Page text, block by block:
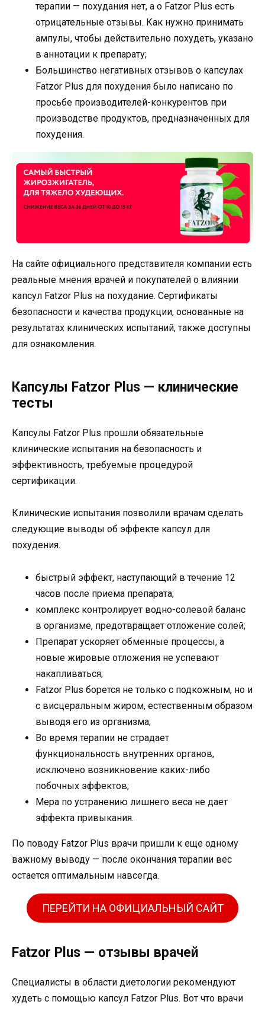
терапии — похудания нет, а о Fatzor Plus есть
отрицательные отзывы. Как нужно принимать
ампулы, чтобы действительно похудеть, указано
в аннотации к препарату;
Большинство негативных отзывов о капсулах
Fatzor Plus для похудения было написано по
просьбе производителей-конкурентов при
производстве продуктов, предназначенных для
похудения.
На сайте официального представителя компании есть
реальные мнения врачей и покупателей о влиянии
капсул Fatzor Plus на похудание. Сертификаты
безопасности и качества продукции, основанные на
результатах клинических испытаний, также доступны
для ознакомления.
Капсулы Fatzor Plus — клинические
тесты
Капсулы Fatzor Plus прошли обязательные
клинические испытания на безопасность и
эффективность, требуемые процедурой
сертификации.
Клинические испытания позволили врачам сделать
следующие выводы об эффекте капсул для
похудения.
быстрый эффект, наступающий в течение 12
часов после приема препарата;
комплекс контролирует водно-солевой баланс
в организме, предотвращает отложение солей;
Препарат ускоряет обменные процессы, а
новые жировые отложения не успевают
накапливаться;
Fatzor Plus борется не только с подкожным, но и
с висцеральным жиром, естественным образом
выводя его из организма;
Во время терапии не страдает
функциональность внутренних органов,
исключено возникновение каких-либо
побочных эффектов;
Мера по устранению лишнего веса не дает
эффекта привыкания.
По поводу Fatzor Plus врачи пришли к еще одному
важному выводу — после окончания терапии вес
остается оптимальным навсегда.
ПЕРЕЙТИ НА ОФИЦИАЛЬНЫЙ САЙТ
Fatzor Plus — отзывы врачей
Специалисты в области диетологии рекомендуют
худеть с помощью капсул Fatzor Plus. Вот что врачи